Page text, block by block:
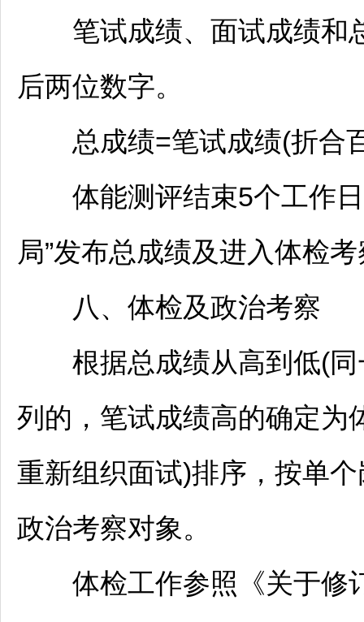
笔试成绩、面试成绩和总
后两位数字。
总成绩=笔试成绩(折合
体能测评结束5个工作日
局”发布总成绩及进入体检
八、体检及政治考察
根据总成绩从高到低(同
列的，笔试成绩高的确定为
重新组织面试)排序，按单
政治考察对象。
体检工作参照《关于修